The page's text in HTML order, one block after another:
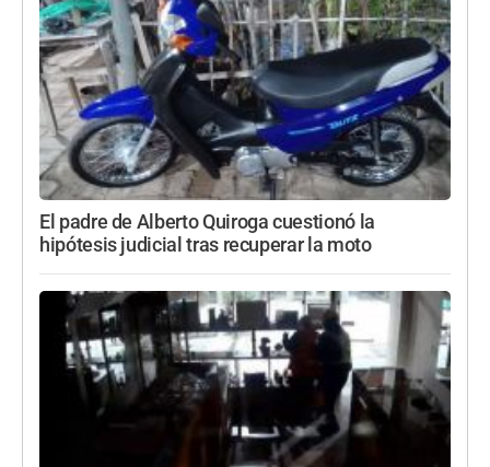
El padre de Alberto Quiroga cuestionó la
hipótesis judicial tras recuperar la moto